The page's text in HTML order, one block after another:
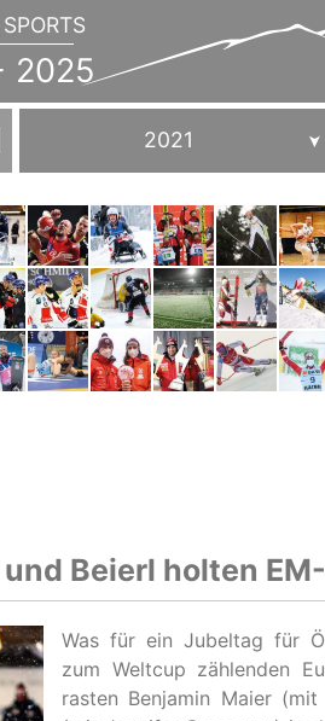
2025
JAHRBUCH
2005
2025
2021
Beierl holten
Was für ein Jubeltag für
zum Weltcup zählenden
rasten Benjamin Maier